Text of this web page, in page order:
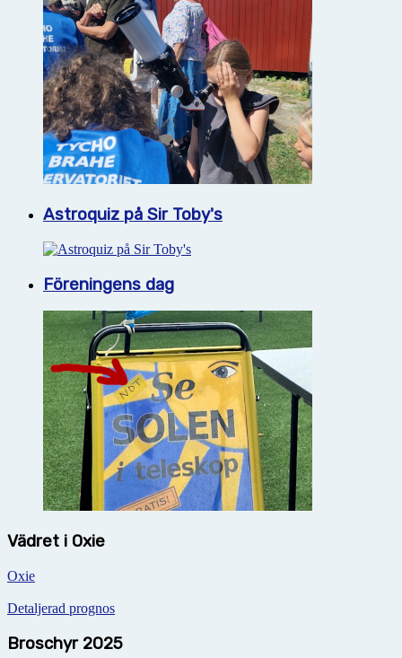
Astroquiz på Sir Toby's
Föreningens dag
Vädret i Oxie
Oxie
Detaljerad prognos
Broschyr 2025